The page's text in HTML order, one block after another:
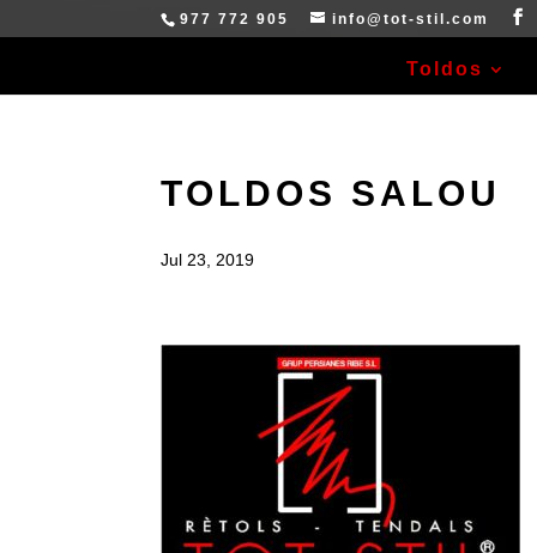
977 772 905 info@tot-stil.com
Toldos
TOLDOS SALOU
Jul 23, 2019